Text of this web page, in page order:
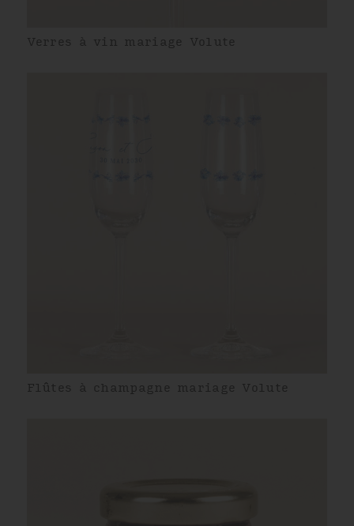
Verres à vin mariage Volute
Flûtes à champagne mariage Volute